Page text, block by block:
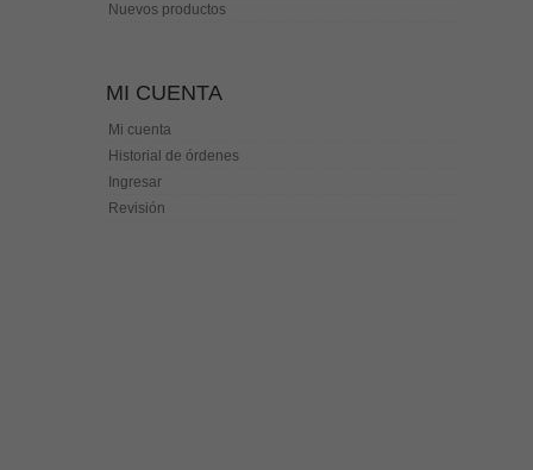
Nuevos productos
MI CUENTA
Mi cuenta
Historial de órdenes
Ingresar
Revisión